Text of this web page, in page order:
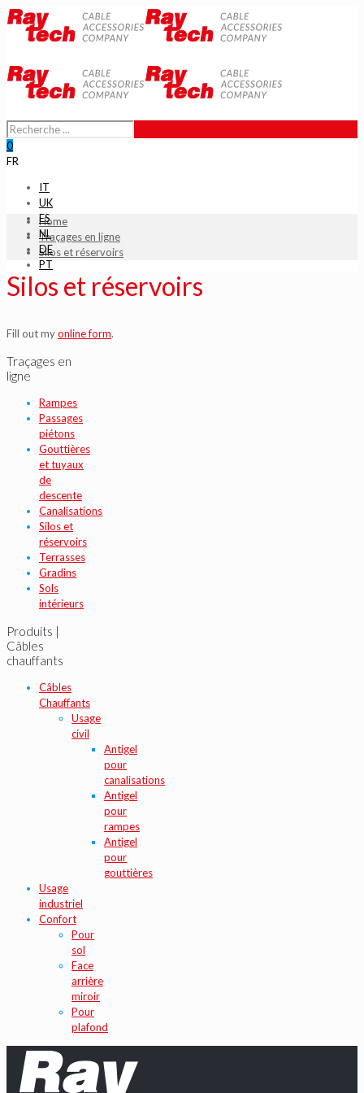
0
FR
IT
UK
ES
NL
DE
PT
Home
Traçages en ligne
Silos et réservoirs
Silos et réservoirs
Fill out myonline form.
Traçages en
ligne
Rampes
Passages
piétons
Gouttières
et tuyaux
de
descente
Canalisations
Silos et
réservoirs
Terrasses
Gradins
Sols
intérieurs
Produits |
Câbles
chauffants
Câbles
Chauffants
Usage
civil
Antigel
pour
canalisations
Antigel
pour
rampes
Antigel
pour
gouttières
Usage
industriel
Confort
Pour
sol
Face
arrière
miroir
Pour
plafond